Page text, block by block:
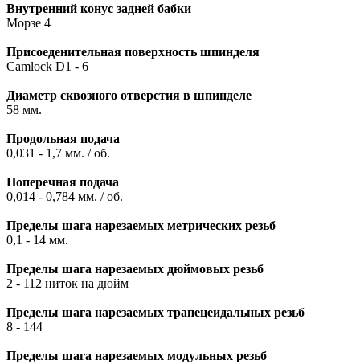
Внутренний конус задней бабки
Морзе 4
Присоеденительная поверхность шпинделя
Camlock D1 - 6
Диаметр сквозного отверстия в шпинделе
58 мм.
Продольная подача
0,031 - 1,7 мм. / об.
Поперечная подача
0,014 - 0,784 мм. / об.
Пределы шага нарезаемых метрических резьб
0,1 - 14 мм.
Пределы шага нарезаемых дюймовых резьб
2 - 112 ниток на дюйм
Пределы шага нарезаемых трапецеидальных резьб
8 - 144
Пределы шага нарезаемых модульных резьб